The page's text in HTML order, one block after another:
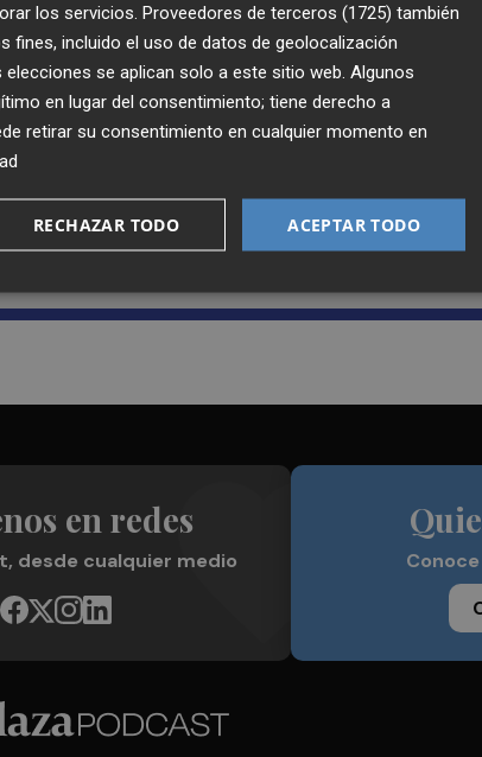
5
mitigar
marina
la actualidad de
en tu correo
Quiero
en redes
desde cualquier medio
los servicios. Proveedores de terceros (1725) también
incluido el uso de datos de geolocalización
se aplican solo a este sitio web. Algunos
en lugar del consentimiento; tiene derecho a
retirar su consentimiento en cualquier momento en
ACEPTAR TODO
RECHAZAR TODO